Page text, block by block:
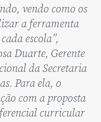
vendo como os
a ferramenta
escola”,
Duarte, Gerente
da Secretaria
Para ela, o
com a proposta
curricular